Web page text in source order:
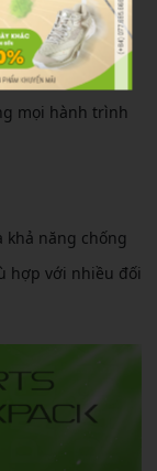
dễ dàng di
mọi hành trình
khả năng chống
hợp với nhiều đối